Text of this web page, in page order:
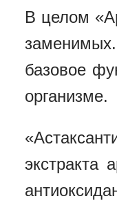
В целом
заменимых.
базовое
организме.
экстракта